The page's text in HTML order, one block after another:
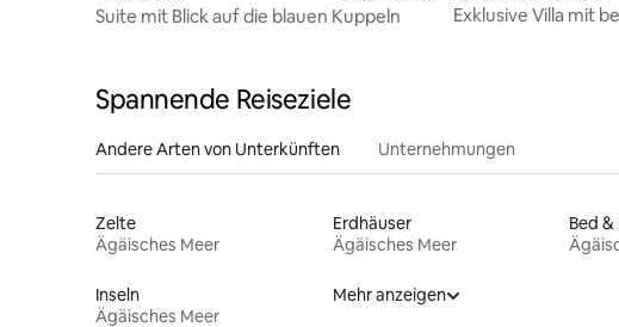
Suite mit Blick auf die blauen Kuppeln
Exklusive Villa mit
Spannende Reiseziele
Andere Arten von Unterkünften Unternehmungen
Zelte
Ägäisches Meer
Erdhäuser
Ägäisches Meer
Bed
Inseln
Ägäisches Meer
Mehr anzeigen